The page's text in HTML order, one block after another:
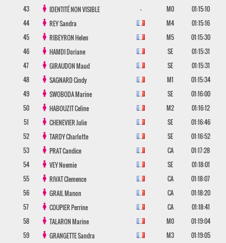
43 IDENTITÉ NON VISIBLE - M0
01:15:10
44
REYSandra M4
01:15:16
45
RIBEYRONHelen M5
01:15:30
46
HAMDIDoriane SE
01:15:31
47
GIRAUDONMaud SE
01:15:31
48
SAGNARDCindy M1
01:15:34
49
SWOBODAMarine SE
01:16:00
50
HABOUZITCeline M2
01:16:12
51
CHENEVIERJulie SE
01:16:46
52
TARDYCharlotte SE
01:16:52
53
PRATCandice CA
01:17:28
54
VEYNoemie SE
01:18:01
55
RIVATClemence CA
01:18:07
56
GRAILManon CA
01:18:20
57
COUPIERPerrine CA
01:18:41
58
TALARONMarine M0
01:19:04
59
GRANGETTESandra M3
01:19:05